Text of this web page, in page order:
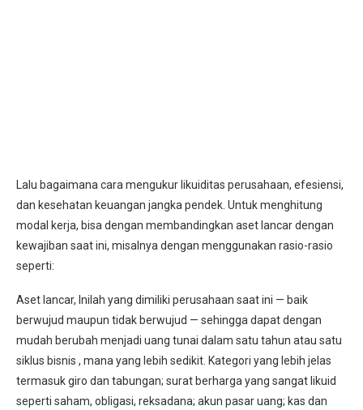
Lalu bagaimana cara mengukur likuiditas perusahaan, efesiensi,
dan kesehatan keuangan jangka pendek. Untuk menghitung
modal kerja, bisa dengan membandingkan aset lancar dengan
kewajiban saat ini, misalnya dengan menggunakan rasio-rasio
seperti:
Aset lancar, Inilah yang dimiliki perusahaan saat ini — baik
berwujud maupun tidak berwujud — sehingga dapat dengan
mudah berubah menjadi uang tunai dalam satu tahun atau satu
siklus bisnis , mana yang lebih sedikit. Kategori yang lebih jelas
termasuk giro dan tabungan; surat berharga yang sangat likuid
seperti saham, obligasi, reksadana; akun pasar uang; kas dan